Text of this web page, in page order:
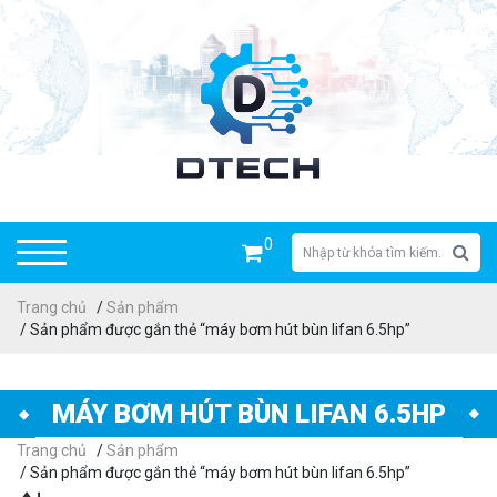
0
Trang chủ /Sản phẩm
/ Sản phẩm được gắn thẻ “máy bơm hút bùn lifan 6.5hp”
MÁY BƠM HÚT BÙN LIFAN 6.5HP
Trang chủ /Sản phẩm
/ Sản phẩm được gắn thẻ “máy bơm hút bùn lifan 6.5hp”